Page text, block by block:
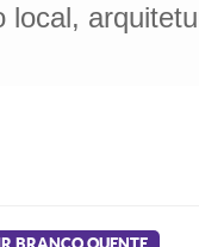
local,